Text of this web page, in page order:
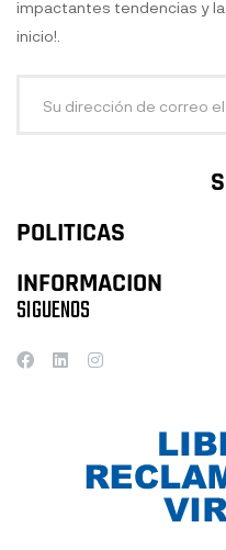
POLITICAS
INFORMACION
impactantes tendencias y
inicio!.
SIGUENOS